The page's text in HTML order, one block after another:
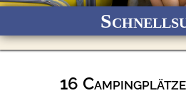
Fluss Meer Gebirge
16